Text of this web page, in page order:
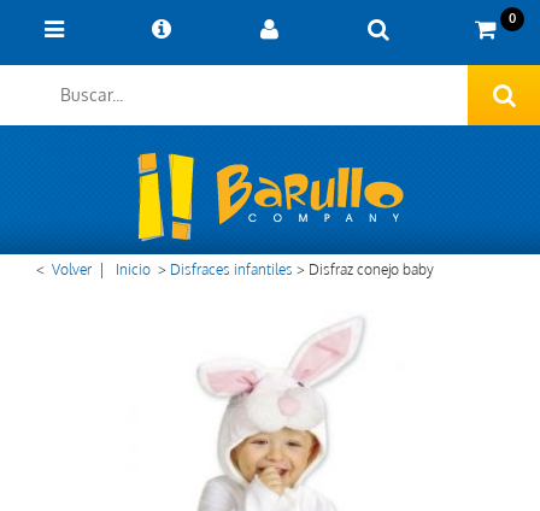
0
< Volver Inicio > Disfraces infantiles > Disfraz conejo baby